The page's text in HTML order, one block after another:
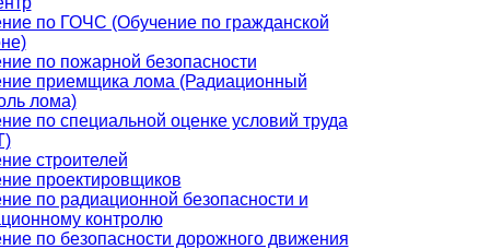
по ГОЧС (Обучение по гражданской
по пожарной безопасности
приемщика лома (Радиационный
лома)
по специальной оценке условий труда
строителей
проектировщиков
по радиационной безопасности и
контролю
по безопасности дорожного движения